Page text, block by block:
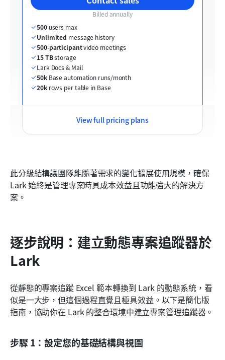
Billed annually
500 users max
Unlimited message history
500-participant video meetings
15 TB storage
Lark Docs & Mail
50k Base automation runs/month
20k rows per table in Base
View full pricing plans
此分級結構讓團隊能隨著需求的變化擴展使用規模，確保
Lark 始終是管理專案時具成本效益且功能強大的解決方
案。
逐步說明：建立動態專案追蹤器於
Lark
從靜態的專案追蹤 Excel 範本轉換到 Lark 的動態系統，看
似是一大步，但這個過程直覺且極具效益。以下是簡化版
指南，協助你在 Lark 的整合環境中建立專案管理追蹤器。
步驟 1：設定您的基礎結構與視圖